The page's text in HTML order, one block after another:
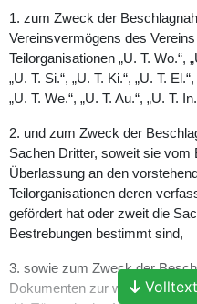
1. zum Zweck der
Vereinsvermögens des
Teilorganisationen „U. T. Wo.“,
„U. T. Si.“, „U. T. Ki.“, „U. T.
„U. T. We.“, „U. T. Au.“, „U. T.
2. und zum Zweck der
Sachen Dritter, soweit sie vom
Überlassung an den
Teilorganisationen deren
gefördert hat oder zweit die
Bestrebungen bestimmt sind,
3. sowie zum Zweck der
Dokumenten zur weiteren